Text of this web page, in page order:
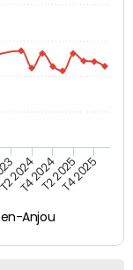
Anjou
2024
T4 2024T2 2025T4 2025